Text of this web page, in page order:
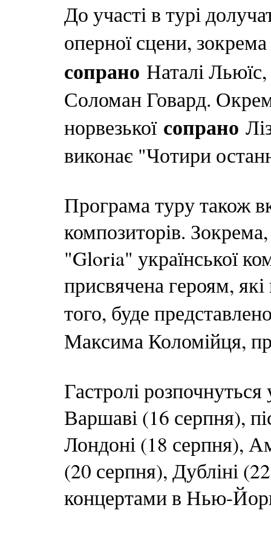
До участі в турі
оперної сцени,
сопрано Наталі
Соломан Говард.
норвезької сопрано
виконає "Чотири
Програма туру також
композиторів.
"Gloria" української
присвячена героям,
того, буде
Максима Коломійця,
Гастролі
Варшаві (16 серпня),
Лондоні (18 серпня),
(20 серпня), Дубліні
концертами в Нью-